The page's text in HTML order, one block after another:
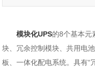
模块化UPS的8个基本元
块、冗余控制模块、共用电
板、一体化配电系统。具有“